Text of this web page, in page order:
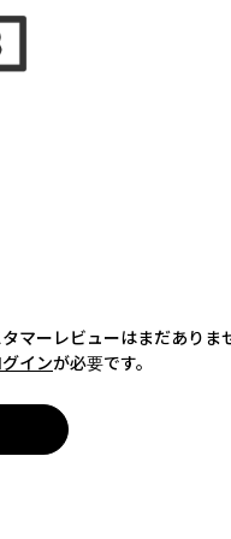
マーレビューはまだありま
グインが必要です。